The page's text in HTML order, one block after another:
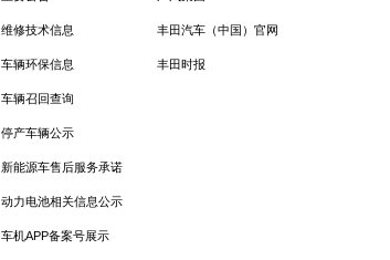
维修技术信息
车辆环保信息
车辆召回查询
停产车辆公示
新能源车售后服务承诺
动力电池相关信息公示
车机APP备案号展示
丰田汽车（中国）官网
丰田时报